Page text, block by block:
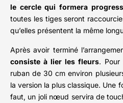
le cercle qui formera
toutes les tiges seront
qu’elles présentent la même
Après avoir terminé
consiste à lier les fleurs.
ruban de 30 cm environ
la version la plus classique. Une
faut, un joli nœud servira de